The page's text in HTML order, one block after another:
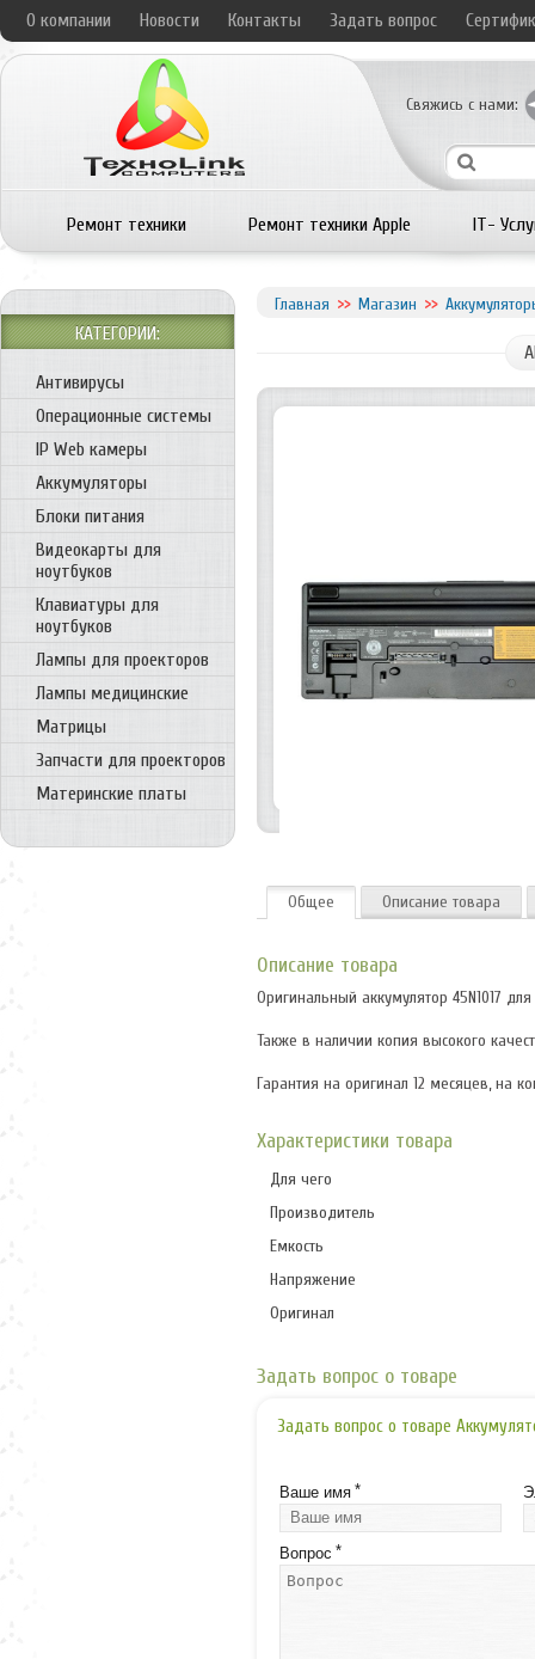
О компании Новости Контакты Задать вопрос
Свяжись с нами:
Ремонт техники Ремонт техники Apple IT-
Главная Магазин
Общее Описание товара
Описание товара
Оригинальный аккумулятор 45N1017
Также в наличии копия высокого
Гарантия на оригинал 12 месяцев, на
Характеристики товара
Для чего
Производитель
Емкость
Напряжение
Оригинал
Задать вопрос о товаре
Задать вопрос о товаре
Ваше имя *
Вопрос *
КАТЕГОРИИ:
Антивирусы
Операционные системы
IP Web камеры
Аккумуляторы
Блоки питания
Видеокарты для
ноутбуков
Клавиатуры для
ноутбуков
Лампы для проекторов
Лампы медицинские
Матрицы
Запчасти для проекторов
Материнские платы